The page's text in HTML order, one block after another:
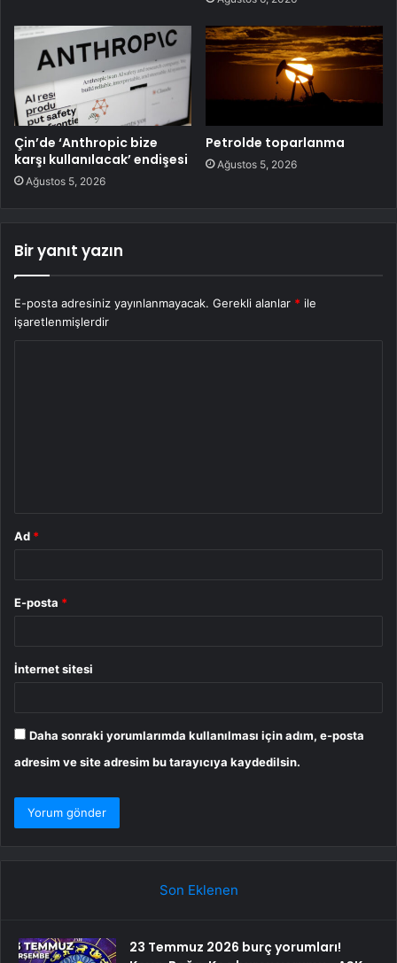
Çin’de ‘Anthropic bize
karşı kullanılacak’ endişesi
Ağustos 5, 2026
Petrolde toparlanma
Ağustos 5, 2026
Bir yanıt yazın
E-posta adresiniz yayınlanmayacak. Gerekli alanlar * ile
işaretlenmişlerdir
Ad *
E-posta *
İnternet sitesi
Daha sonraki yorumlarımda kullanılması için adım, e-posta
adresim ve site adresim bu tarayıcıya kaydedilsin.
Son Eklenen
23 Temmuz 2026 burç yorumları!